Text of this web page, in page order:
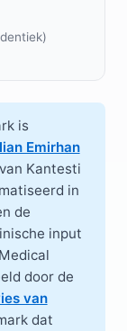
is
Emirhan
Kantesti
in
de
input
door de
van
dat